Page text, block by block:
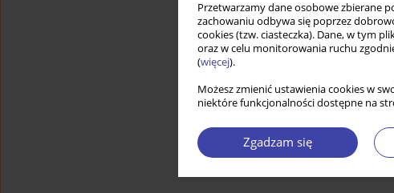
Przetwarzamy dane osobowe zbierane
zachowaniu odbywa się poprzez
cookies (tzw. ciasteczka). Dane, w tym
oraz w celu monitorowania ruchu
(więcej).
Możesz zmienić ustawienia cookies w
niektóre funkcjonalności dostępne na
Zgadzam się